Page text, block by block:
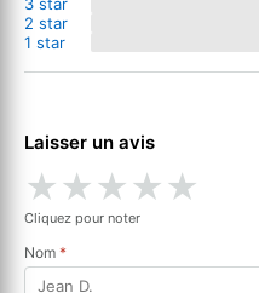
2 star
1 star
Laisser un avis
★★★★★
Cliquez pour noter
Nom *